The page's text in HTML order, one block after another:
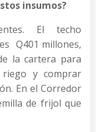
insumos?
El techo
Q401 millones,
la cartera para
riego y comprar
En el Corredor
de frijol que